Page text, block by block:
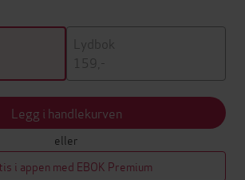
Lydbok
159,-
Legg i handlekurven
eller
i appen med EBOK Premium